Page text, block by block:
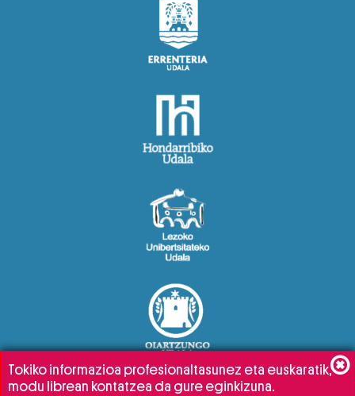
Tokiko informazioa profesionaltasunez eta euskaratik,
modu librean kontatzea da gure eginkizuna.